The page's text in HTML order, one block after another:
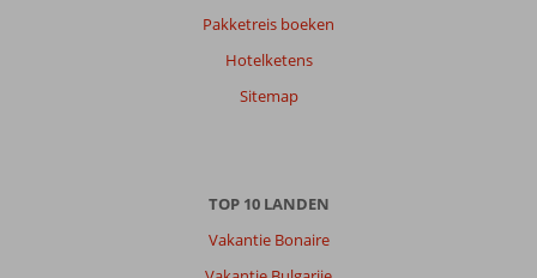
Pakketreis boeken
Hotelketens
Sitemap
TOP 10 LANDEN
Vakantie Bonaire